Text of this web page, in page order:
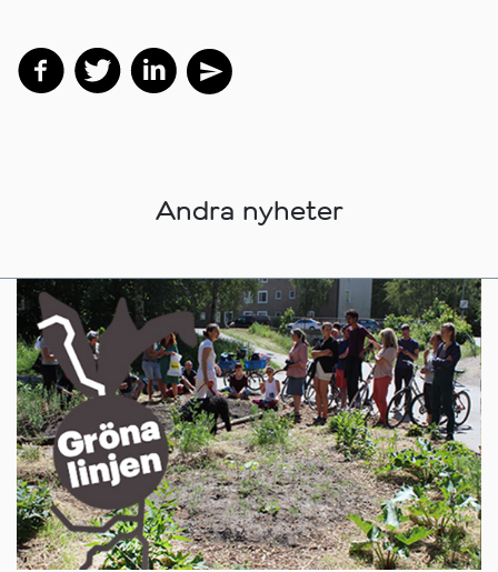
Andra nyheter